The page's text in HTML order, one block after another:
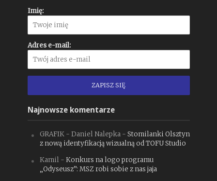
Imię:
Adres e-mail:
Najnowsze komentarze
GRAFIK - Daniel Nalepka- Stomilanki Olsztyn
z nową identyfikacją wizualną od TOFU Studio
Kamil- Konkurs na logo programu
„Odyseusz”: MSZ robi sobie z nas jaja